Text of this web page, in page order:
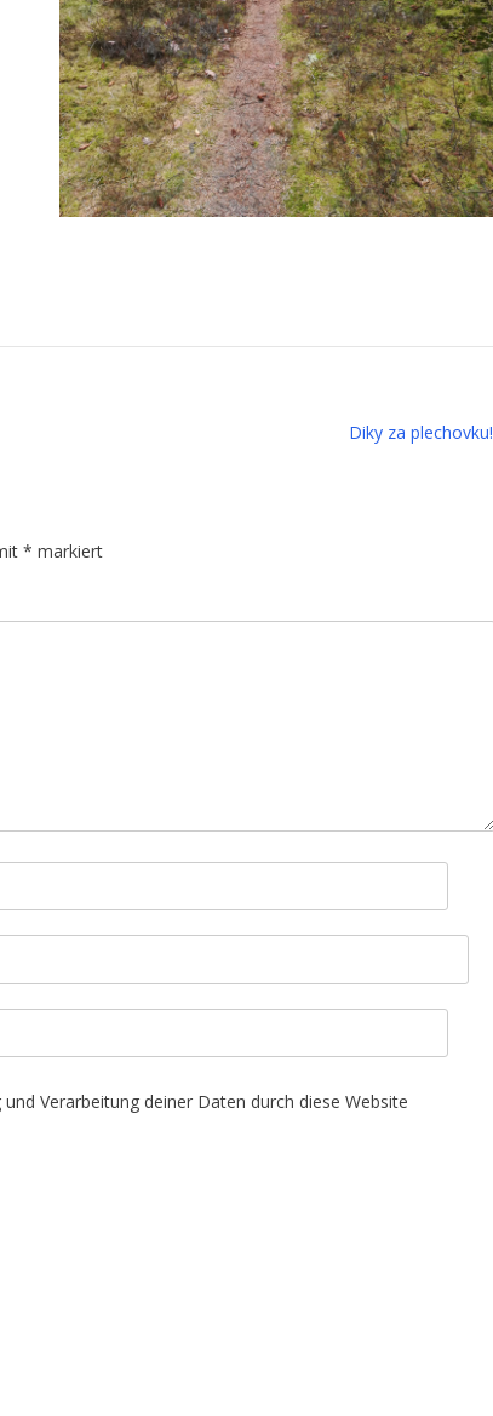
Diky za plechovku!
* markiert
Verarbeitung deiner Daten durch diese Website